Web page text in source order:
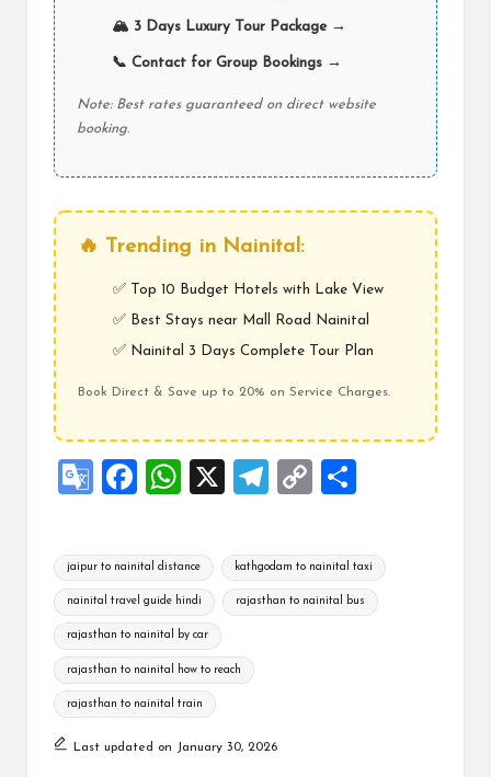
🏔️ 3 Days Luxury Tour Package →
📞 Contact for Group Bookings →
Note: Best rates guaranteed on direct website
booking.
🔥 Trending in Nainital:
✅ Top 10 Budget Hotels with Lake View
✅ Best Stays near Mall Road Nainital
✅ Nainital 3 Days Complete Tour Plan
Book Direct & Save up to 20% on Service Charges.
G
o
gl
e
Tr
a
ns
la
F
ce
b
o
o
k
W
at
s
A
p
p
X
Te
gr
a
m
C
p
y
Li
ar
e
Tags:
jaipur to nainital distance kathgodam to nainital taxi
nainital travel guide hindi rajasthan to nainital bus
rajasthan to nainital by car
rajasthan to nainital how to reach
rajasthan to nainital train
Last updated on January 30, 2026